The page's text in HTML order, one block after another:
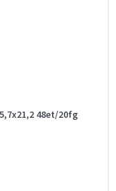
48et/20fg